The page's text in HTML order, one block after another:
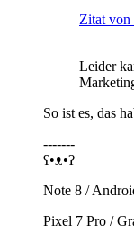
Zitat von
Leider
So ist es, das
-------
ʕ•ᴥ•ʔ
Note 8 /
Pixel 7 Pro /